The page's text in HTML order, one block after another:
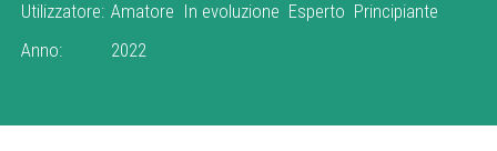
Utilizzatore: Amatore In evoluzione Esperto Principiante
Anno:
2022